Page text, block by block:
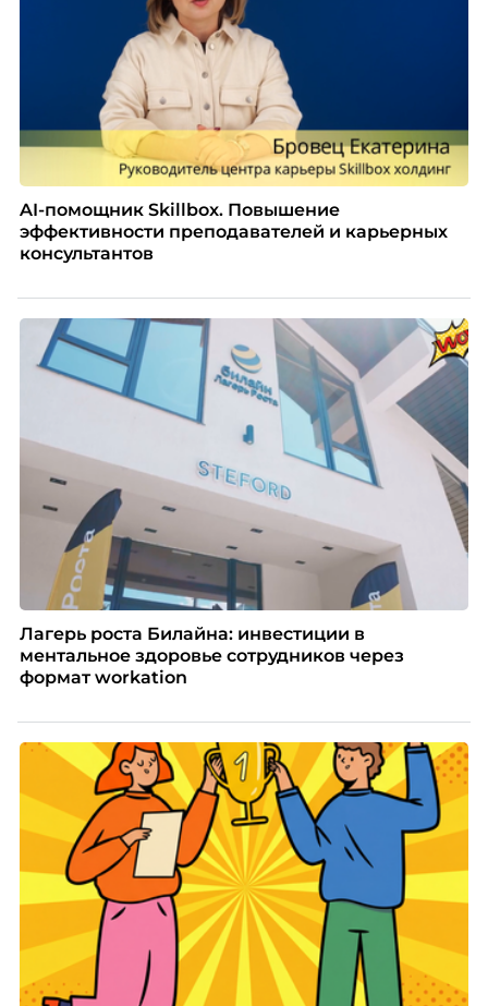
AI-помощник Skillbox. Повышение
эффективности преподавателей и карьерных
консультантов
Лагерь роста Билайна: инвестиции в
ментальное здоровье сотрудников через
формат workation